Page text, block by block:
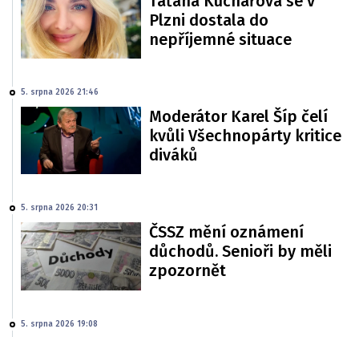
Plzni dostala do
nepříjemné situace
5. srpna 2026 21:46
Moderátor Karel Šíp čelí
kvůli Všechnopárty kritice
diváků
5. srpna 2026 20:31
ČSSZ mění oznámení
důchodů. Senioři by měli
zpozornět
5. srpna 2026 19:08